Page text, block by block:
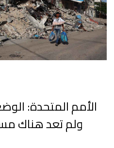
الأمم المتحدة:
ولم تعد هناك